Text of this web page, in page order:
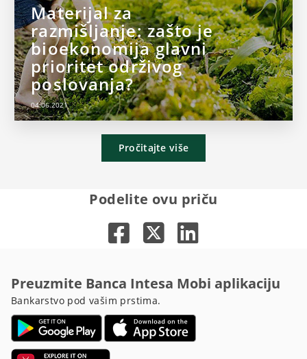
Materijal za
razmišljanje: zašto je
bioekonomija glavni
prioritet održivog
poslovanja?
04.06.2021
Pročitajte više
Podelite ovu priču
Preuzmite Banca Intesa Mobi aplikaciju
Bankarstvo pod vašim prstima.